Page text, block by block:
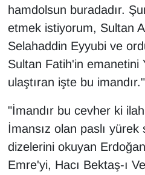
hamdolsun buradadır.
etmek istiyorum, Sultan
Selahaddin Eyyubi ve
Sultan Fatih'in emanetini
ulaştıran işte bu imandır."
"İmandır bu cevher ki
İmansız olan paslı
dizelerini okuyan
Emre'yi, Hacı Bektaş-ı